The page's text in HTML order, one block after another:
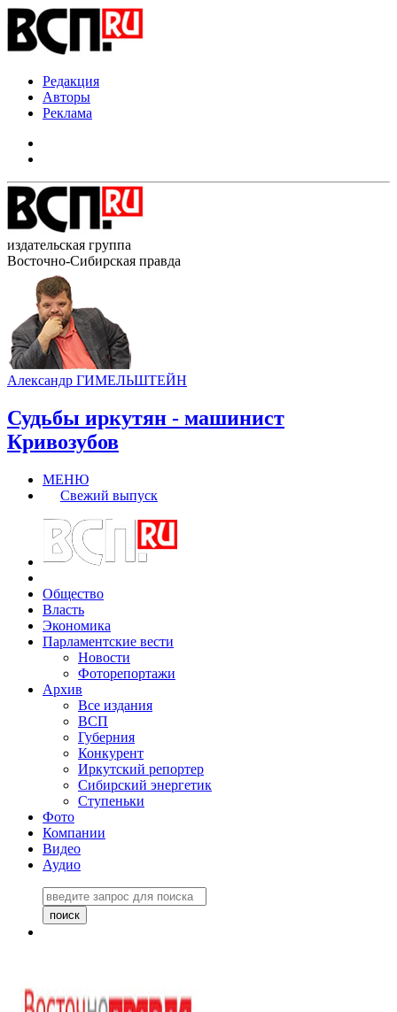
Редакция
Авторы
Реклама
издательская группа
Восточно-Сибирская правда
Александр ГИМЕЛЬШТЕЙН
Судьбы иркутян - машинист
Кривозубов
МЕНЮ
Свежий выпуск
Общество
Власть
Экономика
Парламентские вести
Новости
Фоторепортажи
Архив
Все издания
ВСП
Губерния
Конкурент
Иркутский репортер
Сибирский энергетик
Ступеньки
Фото
Компании
Видео
Аудио